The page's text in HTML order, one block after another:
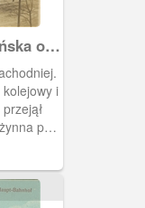
od
i
po